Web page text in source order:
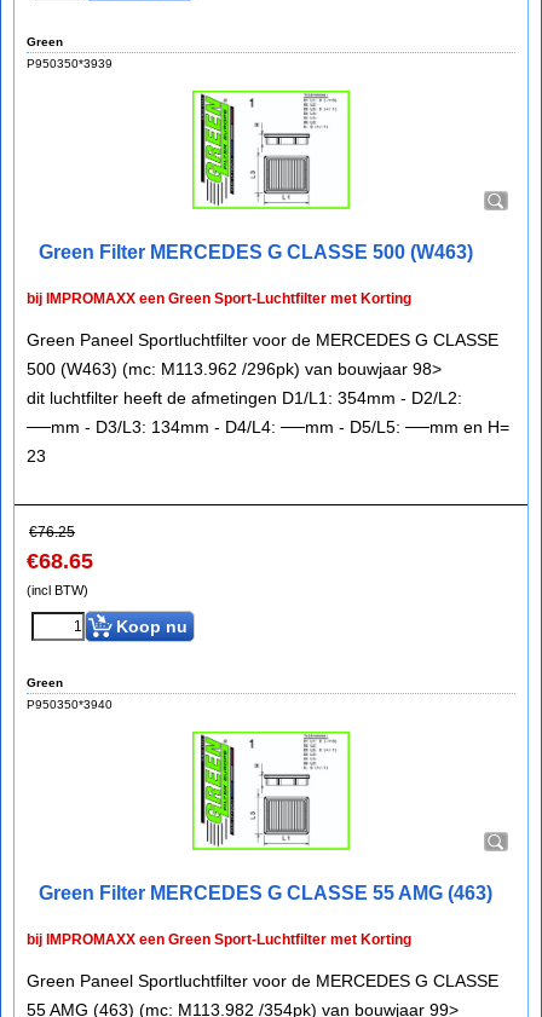
Green
P950350*3939
Green Filter MERCEDES G CLASSE 500 (W463)
bij IMPROMAXX een Green Sport-Luchtfilter met Korting
Green Paneel Sportluchtfilter voor de MERCEDES G CLASSE
500 (W463) (mc: M113.962 /296pk) van bouwjaar 98>
dit luchtfilter heeft de afmetingen D1/L1: 354mm - D2/L2:
──mm - D3/L3: 134mm - D4/L4: ──mm - D5/L5: ──mm en H=
23
€76.25
€68.65
(incl BTW)
Koop nu
Green
P950350*3940
Green Filter MERCEDES G CLASSE 55 AMG (463)
bij IMPROMAXX een Green Sport-Luchtfilter met Korting
Green Paneel Sportluchtfilter voor de MERCEDES G CLASSE
55 AMG (463) (mc: M113.982 /354pk) van bouwjaar 99>